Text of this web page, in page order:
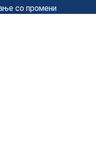
со промени